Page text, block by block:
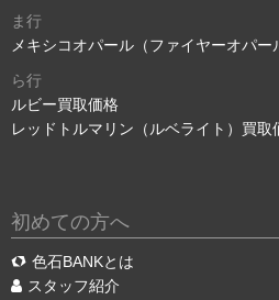
ま行
メキシコオパール（ファイヤーオパー
ら行
ルビー買取価格
レッドトルマリン（ルベライト）買取
初めての方へ
色石BANKとは
スタッフ紹介